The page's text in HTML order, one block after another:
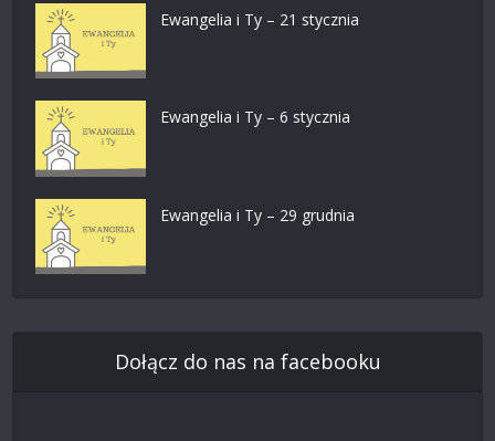
Ewangelia i Ty – 21 stycznia
Ewangelia i Ty – 6 stycznia
Ewangelia i Ty – 29 grudnia
Dołącz do nas na facebooku